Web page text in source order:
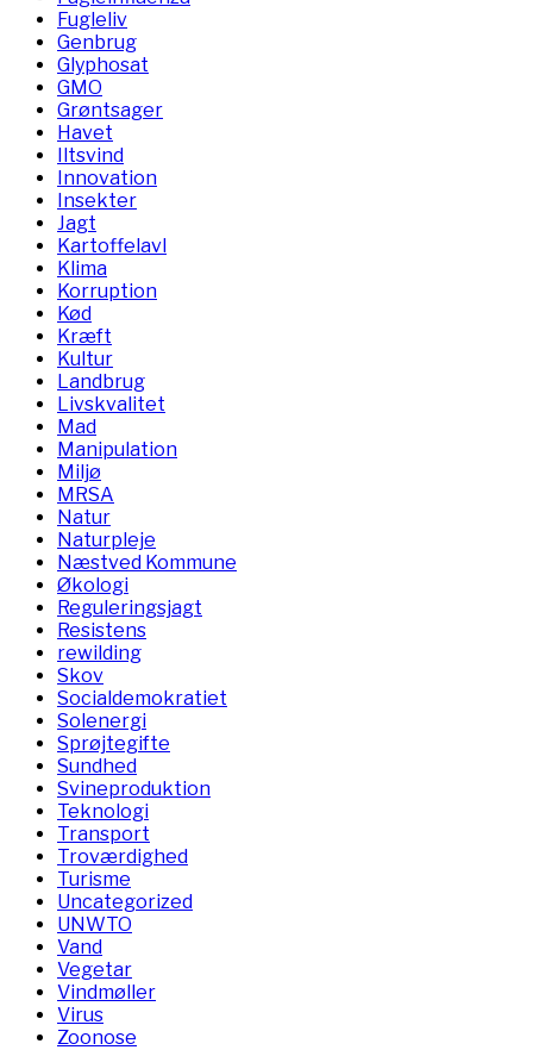
Fugleliv
Genbrug
Glyphosat
GMO
Grøntsager
Havet
Iltsvind
Innovation
Insekter
Jagt
Kartoffelavl
Klima
Korruption
Kød
Kræft
Kultur
Landbrug
Livskvalitet
Mad
Manipulation
Miljø
MRSA
Natur
Naturpleje
Næstved Kommune
Økologi
Reguleringsjagt
Resistens
rewilding
Skov
Socialdemokratiet
Solenergi
Sprøjtegifte
Sundhed
Svineproduktion
Teknologi
Transport
Troværdighed
Turisme
Uncategorized
UNWTO
Vand
Vegetar
Vindmøller
Virus
Zoonose